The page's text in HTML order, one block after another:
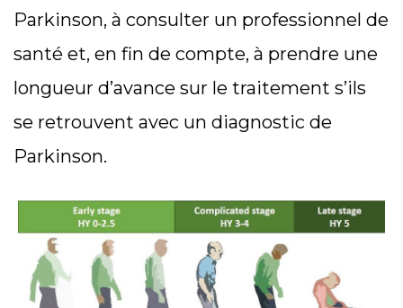
Parkinson, à consulter un professionnel de
santé et, en fin de compte, à prendre une
longueur d’avance sur le traitement s’ils
se retrouvent avec un diagnostic de
Parkinson.